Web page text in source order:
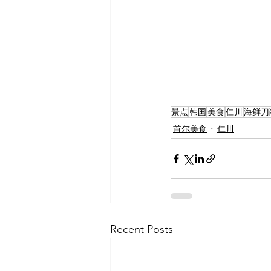
景点韩国 美食仁川 海鲜
首尔美食
仁川
Recent Posts